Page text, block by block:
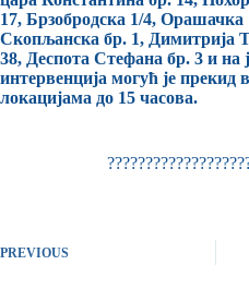
17, Брзобродска 1/4,
Скопљанска бр. 1, Димитрија
38, Деспота Стефана бр. 3 и на
интервенција могућ је
локацијама до 15 часова.
PREVIOUS